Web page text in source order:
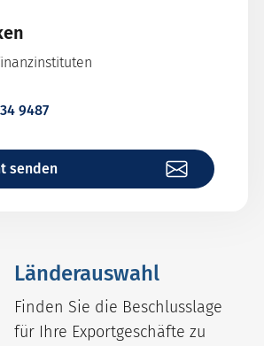
9487
senden
Länderauswahl
Finden Sie die Beschlusslage
für Ihre Exportgeschäfte zu